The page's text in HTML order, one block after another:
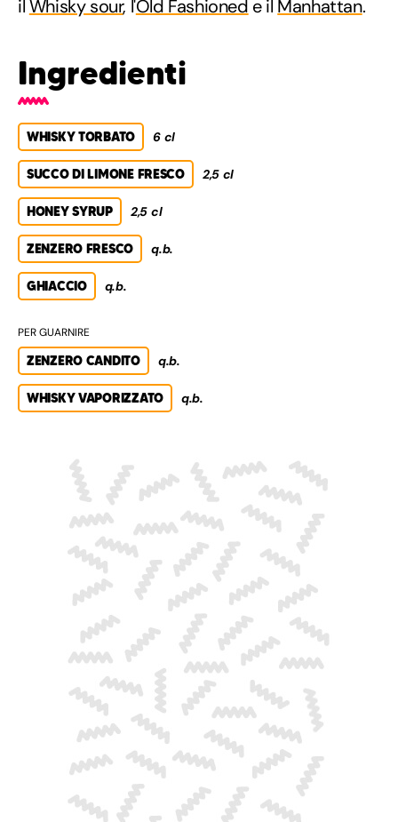
ilWhisky sour, l'Old Fashioned e il Manhattan.
Ingredienti
WHISKY TORBATO 6 cl
SUCCO DI LIMONE FRESCO 2,5 cl
HONEY SYRUP 2,5 cl
ZENZERO FRESCO q.b.
GHIACCIO q.b.
PER GUARNIRE
ZENZERO CANDITO q.b.
WHISKY VAPORIZZATO q.b.